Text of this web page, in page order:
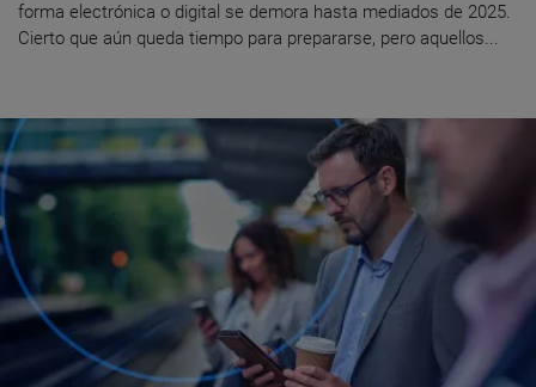
forma electrónica o digital se demora hasta mediados de 2025.
Cierto que aún queda tiempo para prepararse, pero aquellos...